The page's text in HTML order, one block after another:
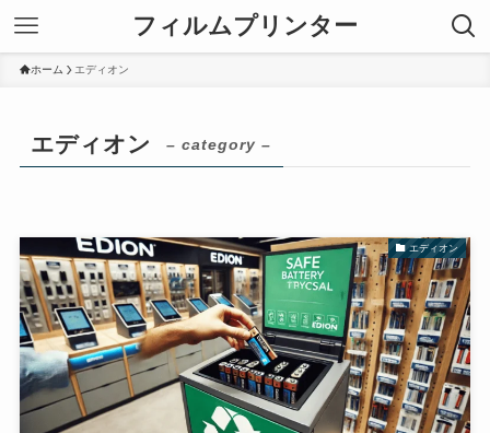
フィルムプリンター
ホーム エディオン
エディオン – category –
エディオン